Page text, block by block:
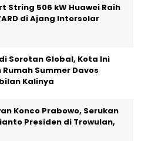
String 506 kW Huawei Raih
di Ajang Intersolar
Sorotan Global, Kota Ini
Summer Davos
Kalinya
Konco Prabowo, Serukan
Presiden di Trowulan,